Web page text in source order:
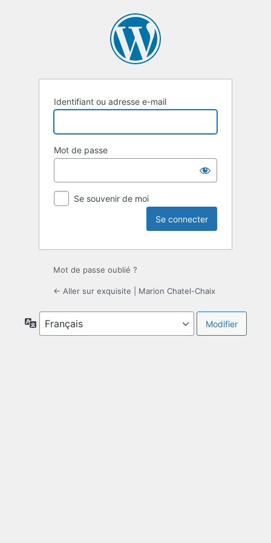
Identifiant ou adresse e-mail
Mot de passe
Se souvenir de moi
Mot de passe oublié ?
← Aller sur exquisite | Marion Chatel-Chaix
Langue